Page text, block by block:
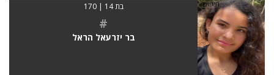
בת 14 | 170
#
בר יזרעאל הראל